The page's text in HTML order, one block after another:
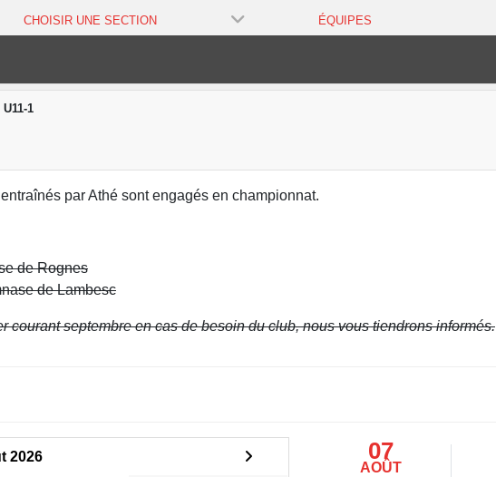
CHOISIR UNE SECTION ÉQUIPES
U11-1
par Athé sont engagés en championnat.
de Rognes
de Lambesc
courant septembre en cas de besoin du club, nous vous tiendrons informés.
2026 07
AOÛT